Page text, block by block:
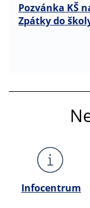
Pozvánka KŠ
Zpátky do
Infocentrum